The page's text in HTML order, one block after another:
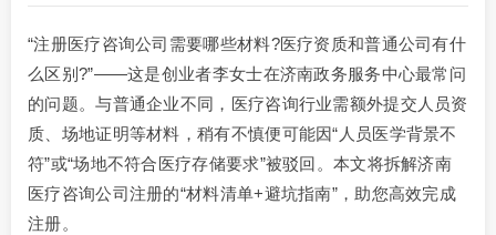
“注册医疗咨询公司需要哪些材料?医疗资质和普通公司有什
么区别?”——这是创业者李女士在济南政务服务中心最常问
的问题。与普通企业不同，医疗咨询行业需额外提交人员资
质、场地证明等材料，稍有不慎便可能因“人员医学背景不
符”或“场地不符合医疗存储要求”被驳回。本文将拆解济南
医疗咨询公司注册的“材料清单+避坑指南”，助您高效完成
注册。